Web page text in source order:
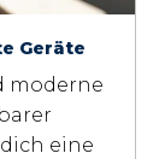
Geräte
moderne
eine